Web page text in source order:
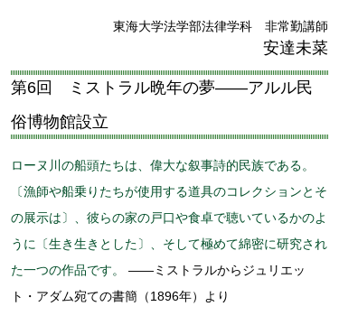
東海大学法学部法律学科 非常勤講師
安達未菜
第6回 ミストラル晩年の夢――アルル民
俗博物館設立
ローヌ川の船頭たちは、偉大な叙事詩的民族である。
〔漁師や船乗りたちが使用する道具のコレクションとそ
の展示は〕、彼らの家の戸口や食卓で聴いているかのよ
うに〔生き生きとした〕、そして極めて綿密に研究され
た一つの作品です。
――ミストラルからジュリエッ
ト・アダム宛ての書簡（1896年）より